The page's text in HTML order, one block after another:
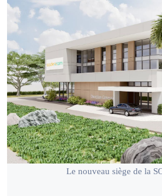
Le nouveau siège de la